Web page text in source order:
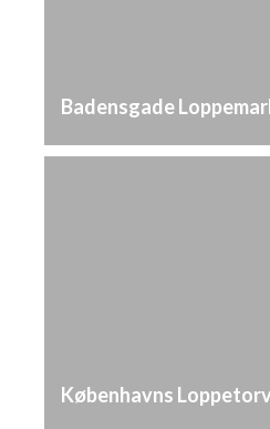
Badensgade
Københavns